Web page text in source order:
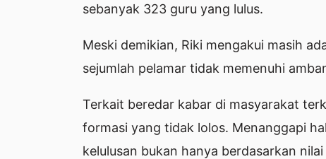
sebanyak 323 guru yang lulus.
Meski demikian, Riki mengakui masih
sejumlah pelamar tidak memenuhi
Terkait beredar kabar di masyarakat
formasi yang tidak lolos. Menanggapi
kelulusan bukan hanya berdasarkan